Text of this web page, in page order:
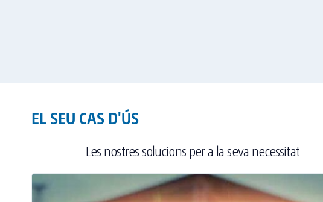
EL SEU CAS D'ÚS
Les nostres solucions per a la seva necessitat